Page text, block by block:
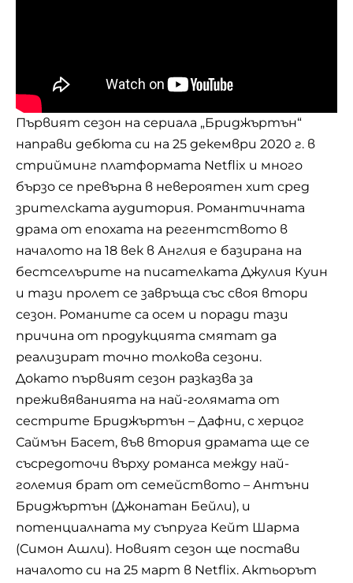
Първият сезон на сериала „Бриджъртън“
направи дебюта си на 25 декември 2020 г. в
стрийминг платформата Netflix и много
бързо се превърна в невероятен хит сред
зрителската аудитория. Романтичната
драма от епохата на регентството в
началото на 18 век в Англия е базирана на
бестселърите на писателката Джулия Куин
и тази пролет се завръща със своя втори
сезон. Романите са осем и поради тази
причина от продукцията смятат да
реализират точно толкова сезони.
Докато първият сезон разказва за
преживяванията на най-голямата от
сестрите Бриджъртън – Дафни, с херцог
Саймън Басет, във втория драмата ще се
съсредоточи върху романса между най-
големия брат от семейството – Антъни
Бриджъртън (Джонатан Бейли), и
потенциалната му съпруга Кейт Шарма
(Симон Ашли). Новият сезон ще постави
началото си на 25 март в Netflix. Актьорът